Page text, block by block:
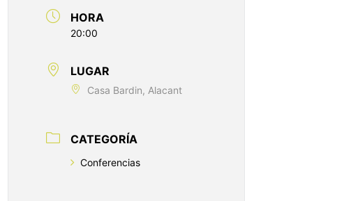
HORA
20:00
LUGAR
Casa Bardin, Alacant
CATEGORÍA
Conferencias